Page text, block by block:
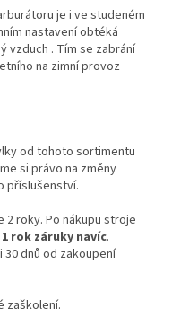
je i ve studeném
nastavení obtéká
vzduch . Tím se zabrání
na zimní provoz
od tohoto sortimentu
si právo na změny
příslušenství.
2 roky. Po nákupu stroje
1 rok záruky navíc.
dnů od zakoupení
zaškolení.